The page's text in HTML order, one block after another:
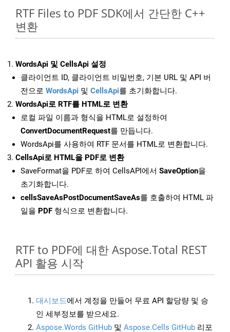
RTF Files to PDF SDK에서 간단한 C++
변환
WordsApi 및 CellsApi 설정
클라이언트 ID, 클라이언트 비밀번호, 기본 URL 및 API 버
전으로 WordsApi 및 CellsApi를 초기화합니다.
WordsApi로 RTF를 HTML로 변환
로컬 파일 이름과 형식을 HTML로 설정하여
ConvertDocumentRequest를 만듭니다.
WordsApi를 사용하여 RTF 문서를 HTML로 변환합니다.
CellsApi로 HTML을 PDF로 변환
SaveFormat을 PDF로 하여 CellsAPI에서 SaveOption을
초기화합니다.
cellsSaveAsPostDocumentSaveAs를 호출하여 HTML 파
일을 PDF 형식으로 변환합니다.
RTF to PDF에 대한 Aspose.Total REST
API 활용 시작
대시보드에서 계정을 만들어 무료 API 할당량 및 승
인 세부정보를 받으세요.
Aspose.Words GitHub 및 Aspose.Cells GitHub 리포